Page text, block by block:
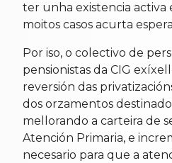
ter unha existencia activa
moitos casos acurta
Por iso, o colectivo de
pensionistas da CIG
reversión das
dos orzamentos
mellorando a carteira de
Atención Primaria, e
necesario para que a